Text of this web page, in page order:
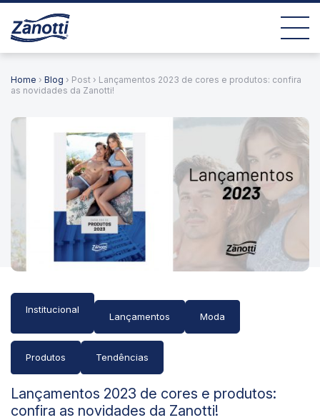
Home › Blog › Post › Lançamentos 2023 de cores e produtos: confira
as novidades da Zanotti!
Institucional
Lançamentos Moda
Produtos Tendências
Lançamentos 2023 de cores e produtos:
confira as novidades da Zanotti!